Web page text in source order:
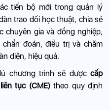
tiến bộ mới trong quản lý
trao đổi học thuật, chia sẻ
chuyên gia và đồng nghiệp,
đoán, điều trị và chăm
diện, hiệu quả.
chương trình sẽ được cấp
tục (CME)theo quy định